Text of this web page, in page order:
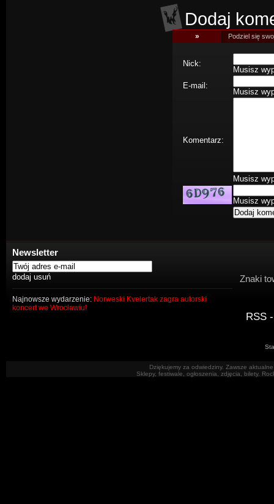
Dodaj
» Podziel się
Nick:
Musisz
E-mail:
Musisz
Komentarz:
Musisz
Musisz
Newsletter
Najnowsze wydarzenie: Norweski Kvelertak zagra autorski
koncert we Wrocławiu!
Znaki
RSS
Dziękujemy za odwiedziny. Zawsze
Sklepy, festiwale, ogłoszenia, zdjęcia, bilety.